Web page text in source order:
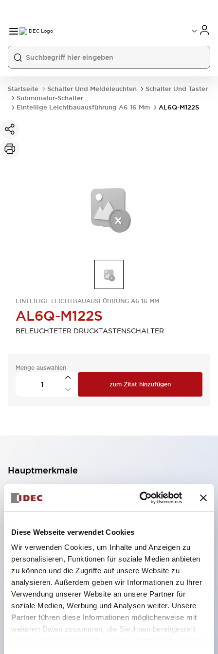
Diese Webseite verwendet Cookies
Wir verwenden Cookies, um Inhalte und Anzeigen zu
personalisieren, Funktionen für soziale Medien anbieten
zu können und die Zugriffe auf unsere Website zu
analysieren. Außerdem geben wir Informationen zu Ihrer
Verwendung unserer Website an unsere Partner für
soziale Medien, Werbung und Analysen weiter. Unsere
Partner führen diese Informationen möglicherweise mit
weiteren Daten zusammen, die Sie ihnen bereitgestellt
Startseite Schalter Und Meldeleuchten
Schalter Und Taster
Subminiatur-Schalter
Einteilige Leichtbauausführung A6 16 Mm
AL6Q-M122S
EINTEILIGE LEICHTBAUAUSFÜHRUNG A6 16 MM
AL6Q-M122S
BELEUCHTETER DRUCKTASTENSCHALTER
Menge auswählen
zum Zitat hinzufügen
Hauptmerkmale
Geeignet für ein breites Anwendungsspektrum
von der Konsumelektronik bis zum FA-Bereich
Schutzarten IP40 und IP65 vollständig verfügbar
(IEC 60529)
UL- und CSA-zertifiziert. Entspricht EN (Europa)
Normen. CCC-zertifiziert (außer Anzeigeleuchten).
Mit speziellem Zubehör leicht auf Φ22 Flash-
Silhouette umstellbar